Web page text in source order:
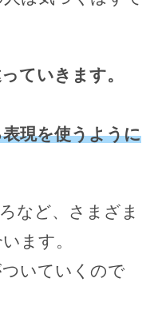
ていきます。
現を使うように
など、さまざま
ます。
いていくので